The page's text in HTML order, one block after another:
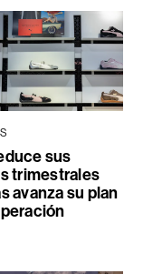
sus
trimestrales
avanza su plan